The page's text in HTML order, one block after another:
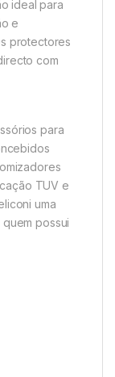
ideal para
e
protectores
com
para
TUV e
uma
possui